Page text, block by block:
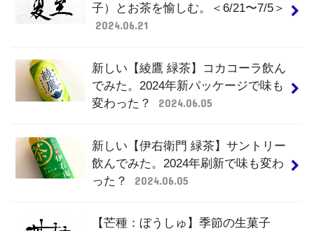
子）とお茶を愉しむ。＜6/21〜7/5＞
2024.06.21
新しい【綾鷹 緑茶】コカコーラ飲ん
でみた。2024年新パッケージで味も
変わった？
2024.06.05
新しい【伊右衛門 緑茶】サントリー
飲んでみた。2024年刷新で味も変わ
った？
2024.06.05
【芒種：ぼうしゅ】季節の生菓子